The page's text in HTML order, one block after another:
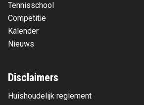
Tennisschool
Competitie
Kalender
Nieuws
Disclaimers
Huishoudelijk reglement